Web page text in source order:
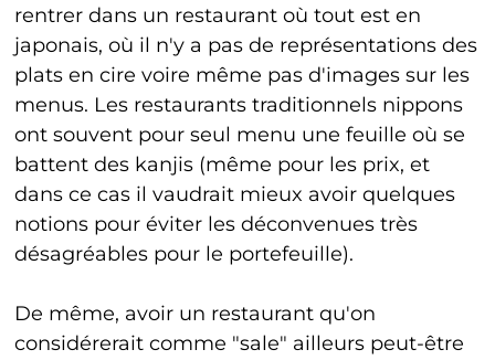
rentrer dans un restaurant où tout est en
japonais, où il n'y a pas de représentations des
plats en cire voire même pas d'images sur les
menus. Les restaurants traditionnels nippons
ont souvent pour seul menu une feuille où se
battent des kanjis (même pour les prix, et
dans ce cas il vaudrait mieux avoir quelques
notions pour éviter les déconvenues très
désagréables pour le portefeuille).
De même, avoir un restaurant qu'on
considérerait comme "sale" ailleurs peut-être